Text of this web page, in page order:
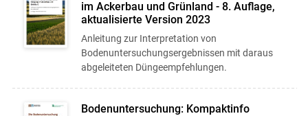
im Ackerbau und Grünland - 8. Auflage,
aktualisierte Version 2023
Anleitung zur Interpretation von
Bodenuntersuchungsergebnissen mit daraus
abgeleiteten Düngeempfehlungen.
Bodenuntersuchung: Kompaktinfo